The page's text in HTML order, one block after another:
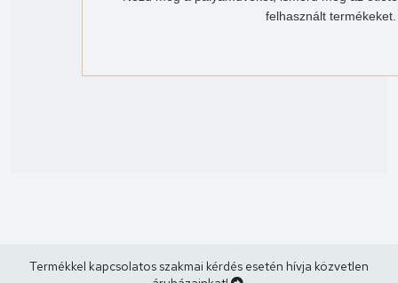
felhasznált termékeket.
Termékkel kapcsolatos szakmai kérdés esetén hívja közvetlen